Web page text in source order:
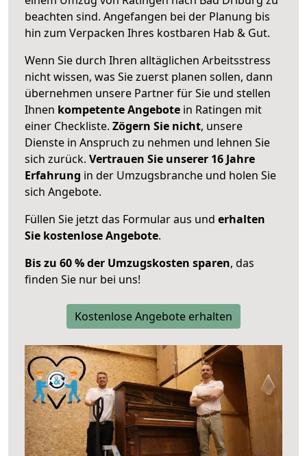
beachten sind. Angefangen bei der Planung bis
hin zum Verpacken Ihres kostbaren Hab & Gut.
Wenn Sie durch Ihren alltäglichen Arbeitsstress
nicht wissen, was Sie zuerst planen sollen, dann
übernehmen unsere Partner für Sie und stellen
Ihnen kompetente Angebote in Ratingen mit
einer Checkliste. Zögern Sie nicht, unsere
Dienste in Anspruch zu nehmen und lehnen Sie
sich zurück. Vertrauen Sie unserer 16 Jahre
Erfahrung in der Umzugsbranche und holen Sie
sich Angebote.
Füllen Sie jetzt das Formular aus und erhalten
Sie kostenlose Angebote.
Bis zu 60 % der Umzugskosten sparen, das
finden Sie nur bei uns!
Kostenlose Angebote erhalten